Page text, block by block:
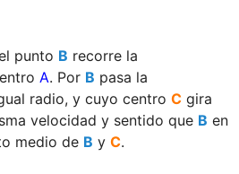
punto B recorre la
A. Por B pasa la
radio, y cuyo centro C gira
velocidad y sentido que B en
medio de B y C.